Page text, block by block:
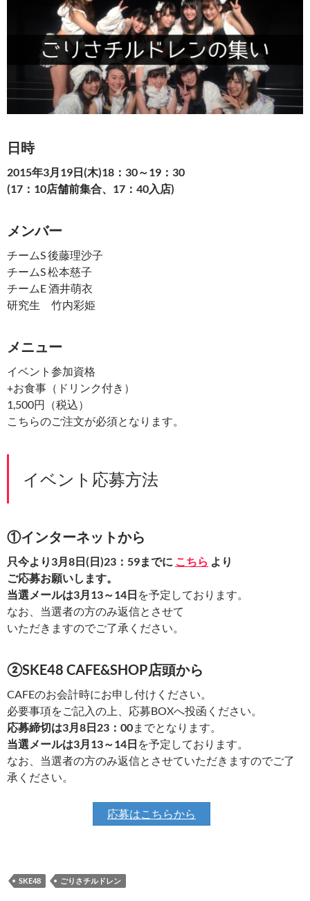
日時
2015年3月19日(木)18：30～19：30
(17：10店舗前集合、17：40入店)
メンバー
チームS 後藤理沙子
チームS 松本慈子
チームE 酒井萌衣
研究生 竹内彩姫
メニュー
イベント参加資格
+お食事（ドリンク付き）
1,500円（税込）
こちらのご注文が必須となります。
イベント応募方法
①インターネットから
只今より3月8日(日)23：59までに こちら より
ご応募お願いします。
当選メールは3月13～14日 を予定しております。
なお、当選者の方のみ返信とさせて
いただきますのでご了承ください。
②SKE48 CAFE&SHOP店頭から
CAFEのお会計時にお申し付けください。
必要事項をご記入の上、応募BOXへ投函ください。
応募締切は3月8日23：00までとなります。
当選メールは3月13～14日 を予定しております。
なお、当選者の方のみ返信とさせていただきますのでご了
承ください。
応募はこちらから
SKE48 ごりさチルドレン